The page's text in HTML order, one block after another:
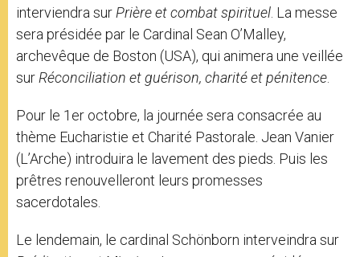
interviendra sur Prière et combat spirituel . La messe
sera présidée par le Cardinal Sean O’Malley,
archevêque de Boston (USA), qui animera une veillée
surRéconciliation et guérison, charité et pénitence
Pour le 1er octobre, la journée sera consacrée au
thème Eucharistie et Charité Pastorale. Jean Vanier
(L’Arche) introduira le lavement des pieds. Puis les
prêtres renouvelleront leurs promesses
sacerdotales.
Le lendemain, le cardinal Schönborn interveindra sur